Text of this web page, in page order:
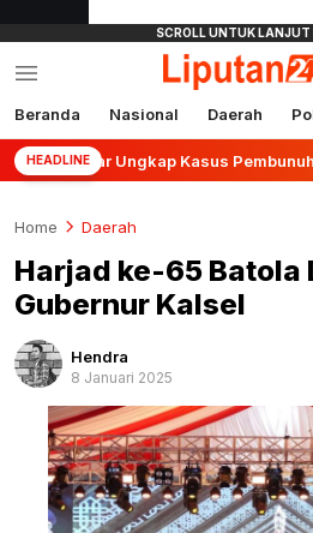
liputan24.net
Beranda Nasional Daerah
HEADLINE
Ungkap Kasus Pembunuhan
Home Daerah
Harjad ke-65 Batola
Gubernur Kalsel
Hendra
8 Januari 2025